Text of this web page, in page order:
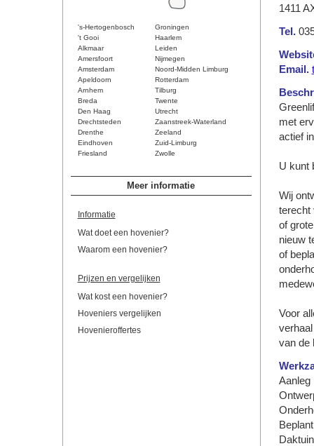
's-Hertogenbosch
Groningen
't Gooi
Haarlem
Alkmaar
Leiden
Amersfoort
Nijmegen
Amsterdam
Noord-Midden Limburg
Apeldoorn
Rotterdam
Arnhem
Tilburg
Breda
Twente
Den Haag
Utrecht
Drechtsteden
Zaanstreek-Waterland
Drenthe
Zeeland
Eindhoven
Zuid-Limburg
Friesland
Zwolle
Meer informatie
Informatie
Wat doet een hovenier?
Waarom een hovenier?
Prijzen en vergelijken
Wat kost een hovenier?
Hoveniers vergelijken
Hovenieroffertes
1411
Tel.
Email.
met
actief
U kunt
Wij
terecht
of
nieuw
of
Voor
van de
Aanleg